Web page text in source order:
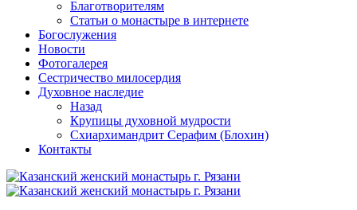
Благотворителям
Статьи о монастыре в интернете
Богослужения
Новости
Фотогалерея
Сестричество милосердия
Духовное наследие
Назад
Крупицы духовной мудрости
Схиархимандрит Серафим (Блохин)
Контакты